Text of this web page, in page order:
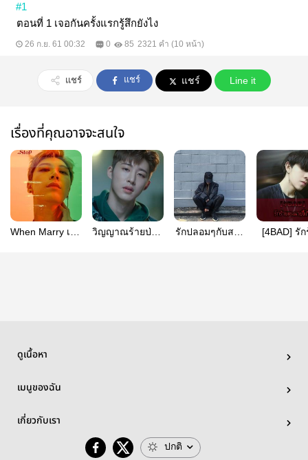
#1
ตอนที่ 1 เจอกันครั้งแรกรู้สึกยังไง
26 ก.ย. 61 00:32 0 85 2321 คำ (10 หน้า)
แชร์ แชร์ แชร์ Line it
เรื่องที่คุณอาจจะสนใจ
When Marry เมื่อ
วิญญาณร้ายป่วน
รักปลอมๆกับสาว
[4BAD] รั
ดูเนื้อหา
เมนูของฉัน
เกี่ยวกับเรา
ปกติ